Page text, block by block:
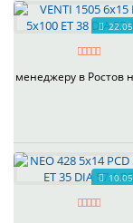
менеджеру в Ростов